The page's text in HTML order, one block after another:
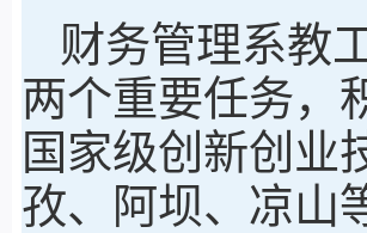
财务管理系教
两个重要任务，
国家级创新创业
孜、阿坝、凉山